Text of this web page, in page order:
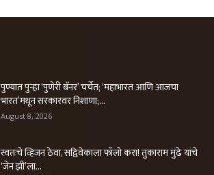
पुण्यात पुन्हा ‘पुणेरी बॅनर’ चर्चेत; ‘महाभारत आणि आजचा
भारत’मधून सरकारवर निशाणा;...
August 8, 2026
स्वतःचे व्हिजन ठेवा, सद्विवेकाला फॉलो करा! तुकाराम मुंढे यांचे
‘जेन झी’ला...